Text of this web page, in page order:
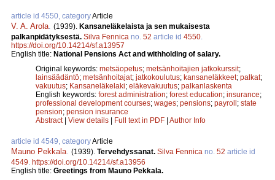
article id 4550, categoryArticle
V. A. Arola (1939). Kansaneläkelaista ja sen mukaisesta
palkanpidätyksestä. Silva Fennica no. 52 article id 4550
https://doi.org/10.14214/sf.a13957
English title: National Pensions Act and withholding of salary.
Original keywords: metsäopetus; metsänhoitajien jatkokurssit;
lainsäädäntö; metsänhoitajat; jatkokoulutus; kansaneläkkeet; palkat;
vakuutus; Kansaneläkelaki; eläkevakuutus; palkanlaskenta
English keywords: forest administration; forest education; insurance;
professional development courses; wages; pensions; payroll; state
pension; pension insurance
Abstract| View details | Full text in PDF | Author Info
article id 4549, categoryArticle
Mauno Pekkala (1939). Tervehdyssanat. Silva Fennica no. 52 article id
4549 https://doi.org/10.14214/sf.a13956
English title: Greetings from Mauno Pekkala.